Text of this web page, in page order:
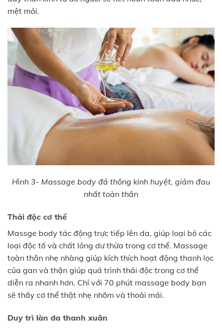
mệt mỏi.
Hình 3- Massage body đả thông kinh huyệt, giảm đau
nhất toàn thân
Thải độc cơ thể
Massge body tác động trực tiếp lên da, giúp loại bỏ các
loại độc tố và chất lỏng dư thừa trong cơ thể. Massage
toàn thân nhẹ nhàng giúp kích thích hoạt động thanh lọc
của gan và thận giúp quá trình thải độc trong cơ thể
diễn ra nhanh hơn. Chỉ với 70 phút massage body bạn
sẽ thấy cơ thể thật nhẹ nhõm và thoải mái.
Duy trì làn da thanh xuân